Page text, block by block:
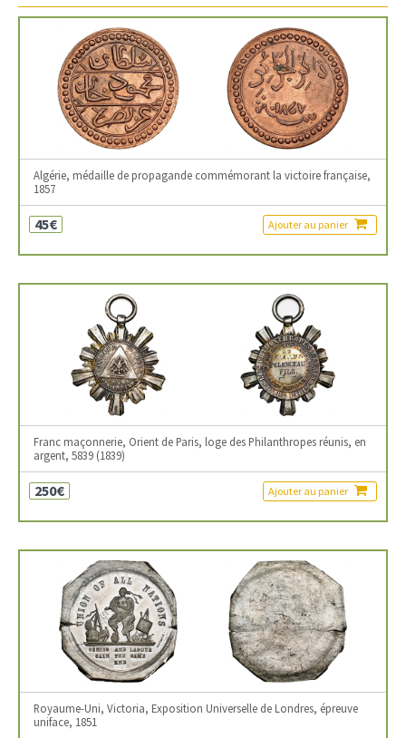
Algérie, médaille de propagande commémorant la victoire française,
1857
45€ Ajouter au panier
Franc maçonnerie, Orient de Paris, loge des Philanthropes réunis, en
argent, 5839 (1839)
250€ Ajouter au panier
Royaume-Uni, Victoria, Exposition Universelle de Londres, épreuve
uniface, 1851